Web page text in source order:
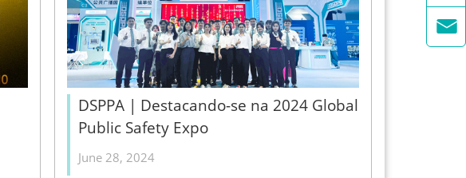
DSPPA | Destacando-se na 2024 Global
Public Safety Expo
June 28, 2024
